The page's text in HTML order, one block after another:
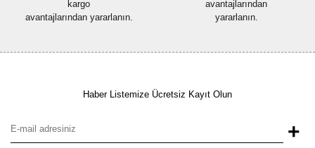
kargo
avantajlarından yararlanın.
avantajlarından
yararlanın.
Haber Listemize Ücretsiz Kayıt Olun
+